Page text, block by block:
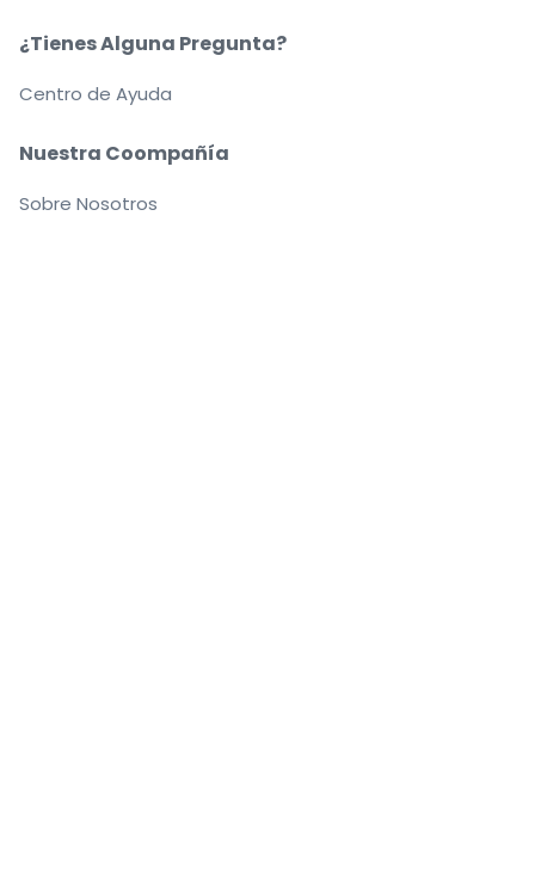
Nuestra Coompañía
Sobre Nosotros
¿Tienes Alguna Pregunta?
Centro de Ayuda